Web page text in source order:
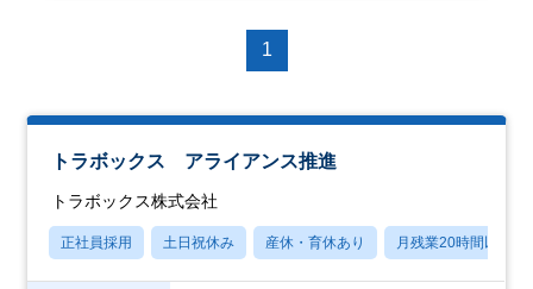
1
トラボックス アライアンス推進
トラボックス株式会社
正社員採用 土日祝休み 産休・育休あり 月残業20時間以内